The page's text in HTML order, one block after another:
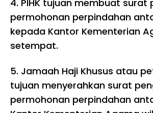
4. PIHK tujuan membuat surat
permohonan perpindahan
kepada Kantor Kementerian
setempat.
5. Jamaah Haji Khusus atau
tujuan menyerahkan surat
permohonan perpindahan